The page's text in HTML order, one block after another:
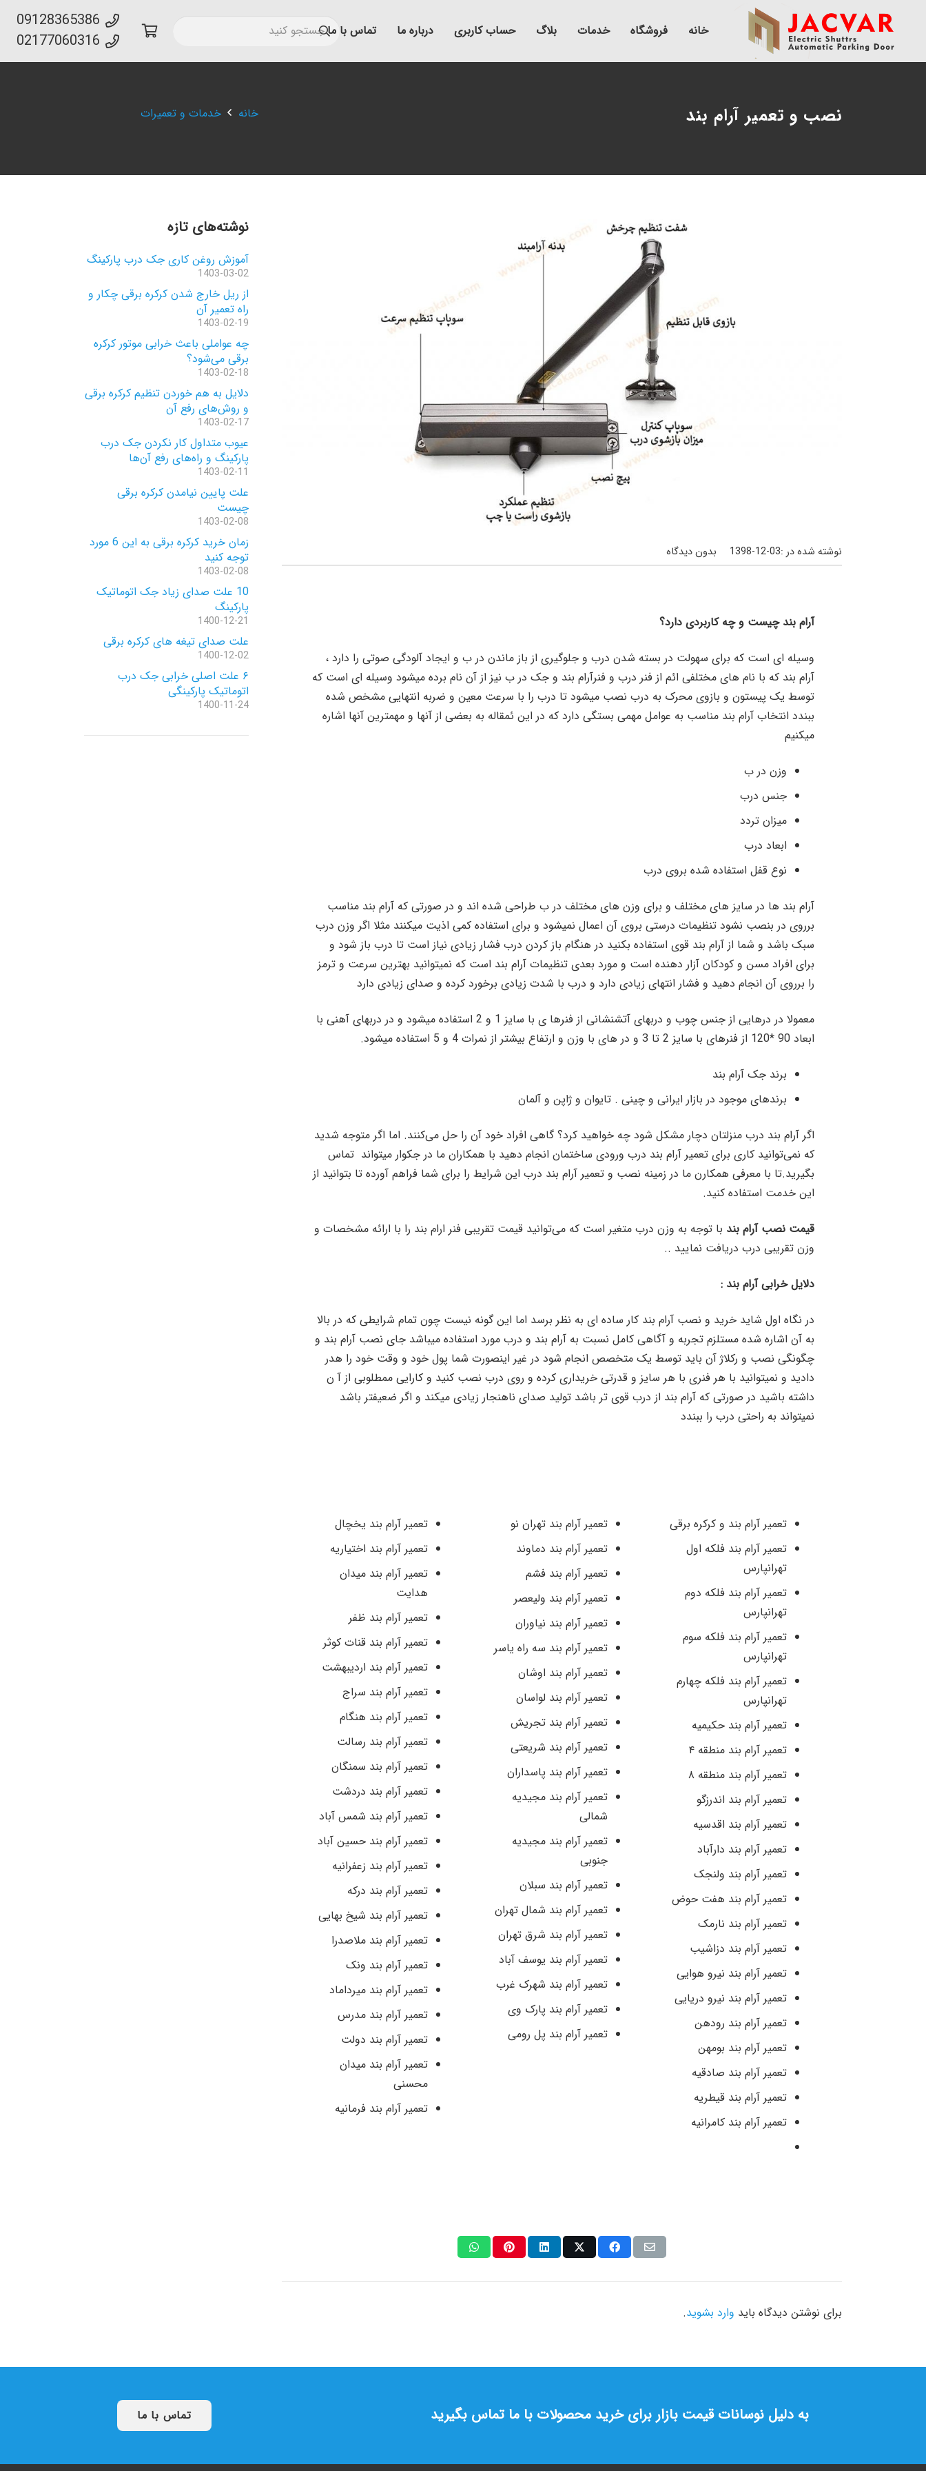
خانه فروشگاه خدمات بلاگ حساب کاربری درباره ما تماس با ما
09128365386
02177060316
نصب و تعمیر آرام بند خانه خدمات و تعمیرات
نوشته شده در :1398-12-03 بدون دیدگاه
آرام بند چیست و چه کاربردی دارد؟
وسیله ای است که برای سهولت در بسته شدن درب و جلوگیری از باز ماندن در ب و ایجاد آلودگی صوتی را دارد ،
آرام بند که با نام های مختلفی ائم از فنر درب و فنرآرام بند و جک در ب نیز از آن نام برده میشود وسیله ای است که
توسط یک پیستون و بازوی محرک به درب نصب میشود تا درب را با سرعت معین و ضربه انتهایی مشخص شده
ببندد انتخاب آرام بند مناسب به عوامل مهمی بستگی دارد که در این ئمقاله به بعضی از آنها و مهمترین آنها اشاره
میکنیم
وزن در ب
جنس درب
میزان تردد
ابعاد درب
نوع قفل استفاده شده بروی درب
آرام بند ها در سایز های مختلف و برای وزن های مختلف در ب طراحی شده اند و در صورتی که آرام بند مناسب
برروی در بنصب نشود تنظیمات درستی بروی آن اعمال نمیشود و برای استفاده کمی اذیت میکنند مثلا اگر وزن درب
سبک باشد و شما از آرام بند قوی استفاده بکنید در هنگام باز کردن درب فشار زیادی نیاز است تا درب باز شود و
برای افراد مسن و کودکان آزار دهنده است و مورد بعدی تنظیمات آرام بند است که نمیتوانید بهترین سرعت و ترمز
را برروی آن انجام دهید و فشار انتهای زیادی دارد و درب با شدت زیادی برخورد کرده و صدای زیادی دارد
معمولا در درهایی از جنس چوب و دربهای آتشنشانی از فنرها ی با سایز 1 و 2 استفاده میشود و در دربهای آهنی با
ابعاد 90 *120 از فنرهای با سایز 2 تا 3 و در های با وزن و ارتفاع بیشتر از نمرات 4 و 5 استفاده میشود.
برند جک آرام بند
برندهای موجود در بازار ایرانی و چینی . تایوان و ژاپن و آلمان
اگر آرام بند درب منزلتان دچار مشکل شود چه خواهید کرد؟ گاهی افراد خود آن را حل می‌کنند. اما اگر متوجه شدید
که نمی‌توانید کاری برای تعمیر آرام بند درب ورودی ساختمان انجام دهید با همکاران ما در جکوار میتواند تماس
بگیرید.تا با معرفی همکارن ما در زمینه نصب و تعمیر آرام بند درب این شرایط را برای شما فراهم آورده تا بتوانید از
این خدمت استفاده کنید.
قیمت نصب آرام بند با توجه به وزن درب متغیر است که می‌توانید قیمت تقریبی فنر ارام بند را با ارائه مشخصات و
وزن تقریبی درب دریافت نمایید ..
دلایل خرابی آرام بند :
در نگاه اول شاید خرید و نصب آرام بند کار ساده ای به نظر برسد اما این گونه نیست چون تمام شرایطی که در بالا
به آن اشاره شده مستلزم تجربه و آگاهی کامل نسبت به آرام بند و درب مورد استفاده میباشد جای نصب آرام بند و
چگونگی نصب و رکلاژ آن باید توسط یک متخصص انجام شود در غیر اینصورت شما پول خود و وقت خود را هدر
دادید و نمیتوانید با هر فنری با هر سایز و قدرتی خریداری کرده و روی درب نصب کنید و کارایی ممطلوبی از آ ن
داشته باشید در صورتی که آرام بند از درب قوی تر باشد تولید صدای ناهنجار زیادی میکند و اگر ضعیفتر باشد
نمیتواند به راحتی درب را ببندد
تعمیر آرام بند و کرکره برقی
تعمیر آرام بند فلکه اول
تهرانپارس
تعمیر آرام بند فلکه دوم
تهرانپارس
تعمیر آرام بند فلکه سوم
تهرانپارس
تعمیر آرام بند فلکه چهارم
تهرانپارس
تعمیر آرام بند حکیمیه
تعمیر آرام بند منطقه ۴
تعمیر آرام بند منطقه ۸
تعمیر آرام بند اندرزگو
تعمیر آرام بند اقدسیه
تعمیر آرام بند دارآباد
تعمیر آرام بند ولنجک
تعمیر آرام بند هفت حوض
تعمیر آرام بند نارمک
تعمیر آرام بند دزاشیب
تعمیر آرام بند نیرو هوایی
تعمیر آرام بند نیرو دریایی
تعمیر آرام بند رودهن
تعمیر آرام بند بومهن
تعمیر آرام بند صادقیه
تعمیر آرام بند قیطریه
تعمیر آرام بند کامرانیه
تعمیر آرام بند تهران نو
تعمیر آرام بند دماوند
تعمیر آرام بند فشم
تعمیر آرام بند ولیعصر
تعمیر آرام بند نیاوران
تعمیر آرام بند سه راه یاسر
تعمیر آرام بند اوشان
تعمیر آرام بند لواسان
تعمیر آرام بند تجریش
تعمیر آرام بند شریعتی
تعمیر آرام بند پاسداران
تعمیر آرام بند مجیدیه
شمالی
تعمیر آرام بند مجیدیه
جنوبی
تعمیر آرام بند سبلان
تعمیر آرام بند شمال تهران
تعمیر آرام بند شرق تهران
تعمیر آرام بند یوسف آباد
تعمیر آرام بند شهرک غرب
تعمیر آرام بند پارک وی
تعمیر آرام بند پل رومی
تعمیر آرام بند یخچال
تعمیر آرام بند اختیاریه
تعمیر آرام بند میدان
هدایت
تعمیر آرام بند ظفر
تعمیر آرام بند قنات کوثر
تعمیر آرام بند اردیبهشت
تعمیر آرام بند سراج
تعمیر آرام بند هنگام
تعمیر آرام بند رسالت
تعمیر آرام بند سمنگان
تعمیر آرام بند دردشت
تعمیر آرام بند شمس آباد
تعمیر آرام بند حسین آباد
تعمیر آرام بند زعفرانیه
تعمیر آرام بند درکه
تعمیر آرام بند شیخ بهایی
تعمیر آرام بند ملاصدرا
تعمیر آرام بند ونک
تعمیر آرام بند میرداماد
تعمیر آرام بند مدرس
تعمیر آرام بند دولت
تعمیر آرام بند میدان
محسنی
تعمیر آرام بند فرمانیه
برای نوشتن دیدگاه باید وارد بشوید.
نوشته‌های تازه
آموزش روغن کاری جک درب پارکینگ
1403-03-02
از ریل خارج شدن کرکره برقی چکار و
راه تعمیر آن
1403-02-19
چه عواملی باعث خرابی موتور کرکره
برقی می‌شود؟
1403-02-18
دلایل به هم خوردن تنظیم کرکره برقی
و روش‌های رفع آن
1403-02-17
عیوب متداول کار نکردن جک درب
پارکینگ و راه‌های رفع آن‌ها
1403-02-11
علت پایین نیامدن کرکره برقی
چیست
1403-02-08
زمان خرید کرکره برقی به این 6 مورد
توجه کنید
1403-02-08
10 علت صدای زیاد جک اتوماتیک
پارکینگ
1400-12-21
علت صدای تیغه های کرکره برقی
1400-12-02
۶ علت اصلی خرابی جک درب
اتوماتیک پارکینگی
1400-11-24
به دلیل نوسانات قیمت بازار برای خرید محصولات با ما تماس بگیرید تماس با ما